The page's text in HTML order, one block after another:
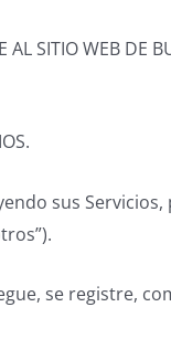
AL SITIO WEB DE
sus
se registre,